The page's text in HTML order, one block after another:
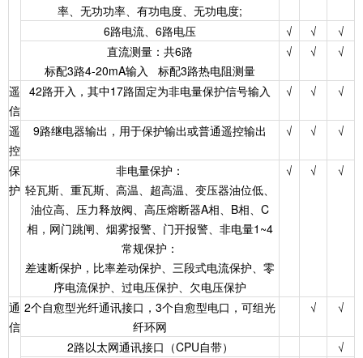
率、无功功率、有功电度、无功电度;
6路电流、6路电压 √ √
√
直流测量：共6路
标配3路4-20mA输入 标配3路热电阻测量
√ √ √
遥
信
42路开入，其中17路固定为非电量保护信号输入 √ √ √
遥
控
9路继电器输出，用于保护输出或普通遥控输出 √ √ √
保
护
非电量保护：
轻瓦斯、重瓦斯、高温、超高温、变压器油位低、
油位高、压力释放阀、高压熔断器A相、B相、C
相，网门跳闸、烟雾报警、门开报警、非电量1~4
常规保护：
差速断保护，比率差动保护、三段式电流保护、零
序电流保护、过电压保护、欠电压保护
√ √ √
通
信
2个自愈型光纤通讯接口，3个自愈型电口，可组光
纤环网
√ √
2路以太网通讯接口（CPU自带）
√